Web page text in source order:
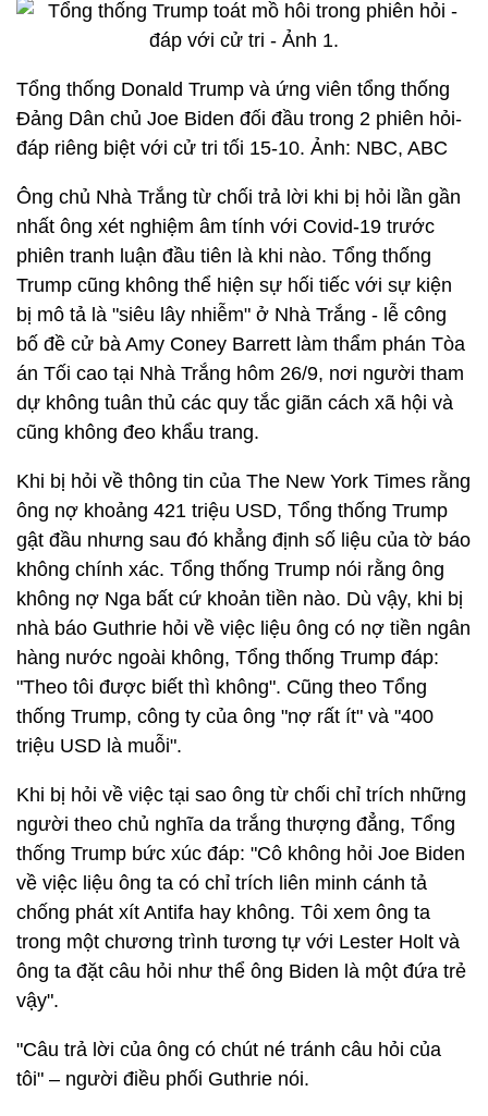
Tổng thống Donald Trump và ứng viên tổng thống
Đảng Dân chủ Joe Biden đối đầu trong 2 phiên hỏi-
đáp riêng biệt với cử tri tối 15-10. Ảnh: NBC, ABC
Ông chủ Nhà Trắng từ chối trả lời khi bị hỏi lần gần
nhất ông xét nghiệm âm tính với Covid-19 trước
phiên tranh luận đầu tiên là khi nào. Tổng thống
Trump cũng không thể hiện sự hối tiếc với sự kiện
bị mô tả là "siêu lây nhiễm" ở Nhà Trắng - lễ công
bố đề cử bà Amy Coney Barrett làm thẩm phán Tòa
án Tối cao tại Nhà Trắng hôm 26/9, nơi người tham
dự không tuân thủ các quy tắc giãn cách xã hội và
cũng không đeo khẩu trang.
Khi bị hỏi về thông tin của The New York Times rằng
ông nợ khoảng 421 triệu USD, Tổng thống Trump
gật đầu nhưng sau đó khẳng định số liệu của tờ báo
không chính xác. Tổng thống Trump nói rằng ông
không nợ Nga bất cứ khoản tiền nào. Dù vậy, khi bị
nhà báo Guthrie hỏi về việc liệu ông có nợ tiền ngân
hàng nước ngoài không, Tổng thống Trump đáp:
"Theo tôi được biết thì không". Cũng theo Tổng
thống Trump, công ty của ông "nợ rất ít" và "400
triệu USD là muỗi".
Khi bị hỏi về việc tại sao ông từ chối chỉ trích những
người theo chủ nghĩa da trắng thượng đẳng, Tổng
thống Trump bức xúc đáp: "Cô không hỏi Joe Biden
về việc liệu ông ta có chỉ trích liên minh cánh tả
chống phát xít Antifa hay không. Tôi xem ông ta
trong một chương trình tương tự với Lester Holt và
ông ta đặt câu hỏi như thể ông Biden là một đứa trẻ
vậy".
"Câu trả lời của ông có chút né tránh câu hỏi của
tôi" – người điều phối Guthrie nói.